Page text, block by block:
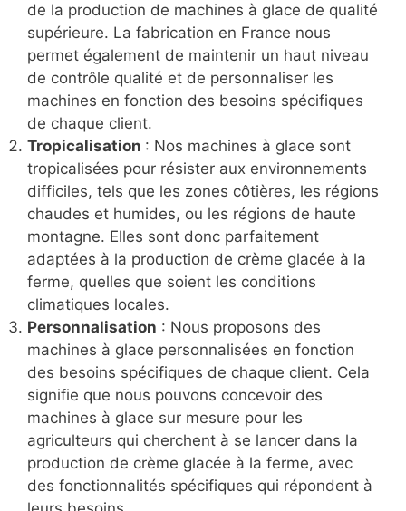
de la production de machines à glace de qualité
supérieure. La fabrication en France nous
permet également de maintenir un haut niveau
de contrôle qualité et de personnaliser les
machines en fonction des besoins spécifiques
de chaque client.
Tropicalisation : Nos machines à glace sont
tropicalisées pour résister aux environnements
difficiles, tels que les zones côtières, les régions
chaudes et humides, ou les régions de haute
montagne. Elles sont donc parfaitement
adaptées à la production de crème glacée à la
ferme, quelles que soient les conditions
climatiques locales.
Personnalisation : Nous proposons des
machines à glace personnalisées en fonction
des besoins spécifiques de chaque client. Cela
signifie que nous pouvons concevoir des
machines à glace sur mesure pour les
agriculteurs qui cherchent à se lancer dans la
production de crème glacée à la ferme, avec
des fonctionnalités spécifiques qui répondent à